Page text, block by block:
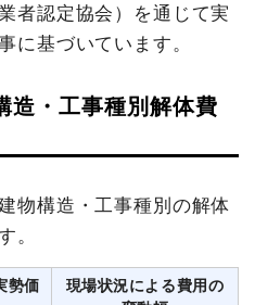
者認定協会）を通じて実
に基づいています。
造・工事種別解体費
物構造・工事種別の解体
。
勢価
現場状況による費用の